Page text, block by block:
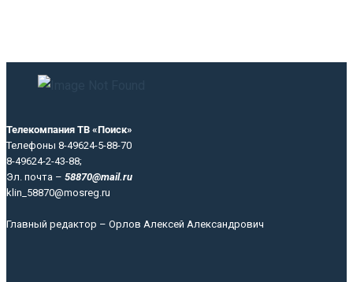
Телекомпания ТВ «Поиск»
Телефоны 8-49624-5-88-70
8-49624-2-43-88;
Эл. почта – 58870@mail.ru
klin_58870@mosreg.ru
Главный редактор – Орлов Алексей Александрович